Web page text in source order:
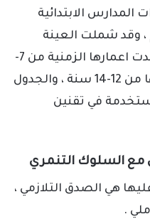
المدارس الابتدائية
، وقد شملت العينة
مجموعثين عمريئين الأولى امتدت اعمارها الزمنية من 7-
11 سنة ، والثانية امتدت أعمارها من 12-14 سنة ، والجدول
في تقنين
السلوك التنمري
هي الصدق التلازمي ،
.